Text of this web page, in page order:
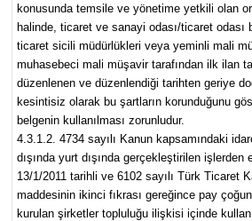
konusunda temsile ve yönetime yetkili olan
halinde, ticaret ve sanayi odası/ticaret odası
ticaret sicili müdürlükleri veya yeminli mali
muhasebeci mali müşavir tarafından ilk ilan
düzenlenen ve düzenlendiği tarihten geriye
kesintisiz olarak bu şartların korunduğunu
belgenin kullanılması zorunludur.
4.3.1.2. 4734 sayılı Kanun kapsamındaki
dışında yurt dışında gerçekleştirilen
13/1/2011 tarihli ve 6102 sayılı Türk Ticaret
maddesinin ikinci fıkrası gereğince pay
kurulan şirketler topluluğu ilişkisi içinde